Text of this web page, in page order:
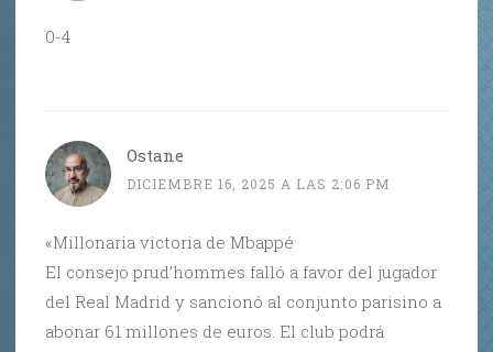
0-4
Ostane
DICIEMBRE 16, 2025 A LAS 2:06 PM
«Millonaria victoria de Mbappé
El consejo prud’hommes falló a favor del jugador
del Real Madrid y sancionó al conjunto parisino a
abonar 61 millones de euros. El club podrá